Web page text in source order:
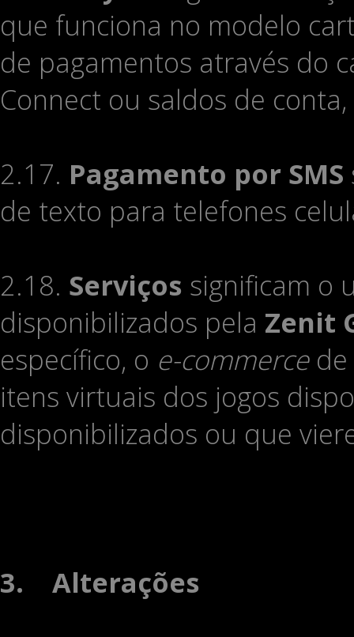
que funciona no modelo
de pagamentos através do
Connect ou saldos de
2.17. Pagamento por SMS
de texto para telefones
2.18. Serviços significam o
disponibilizados pela Zenit
específico, o e-commercede
itens virtuais dos jogos
disponibilizados ou que
3. Alterações